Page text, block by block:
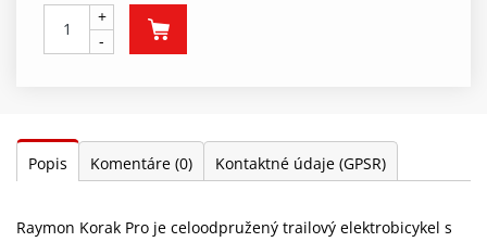
+
-
Popis Komentáre (0) Kontaktné údaje (GPSR)
Raymon Korak Pro je celoodpružený trailový elektrobicykel s